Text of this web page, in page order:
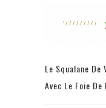
Le Squalane De
Avec Le Foie De